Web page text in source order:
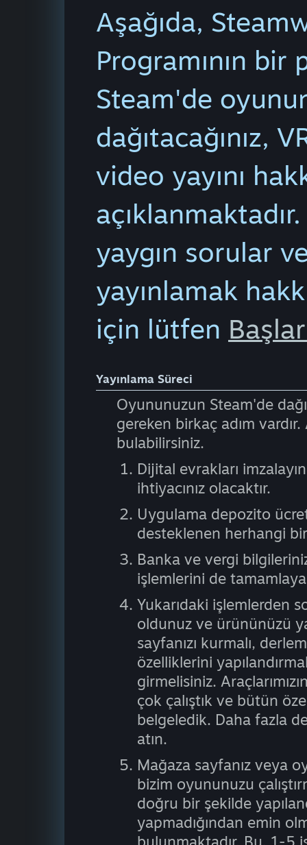
Aşağıda,
Programının bir
Steam'de
dağıtacağınız,
video yayını
yaygın sorular
yayınlamak
için lütfen
Yayınlama Süreci
Oyununuzun Steam'de
gereken birkaç adım
bulabilirsiniz.
Dijital evrakları
ihtiyacınız olacaktır.
Uygulama depozito
desteklenen herhangi
Banka ve vergi
işlemlerini de
Yukarıdaki işlemlerden
oldunuz ve ürününüzü
sayfanızı kurmalı,
özelliklerini
girmelisiniz.
çok çalıştık ve bütün
belgeledik. Daha fazla
atın.
Mağaza sayfanız veya
bizim oyununuzu
doğru bir şekilde
yapmadığından emin